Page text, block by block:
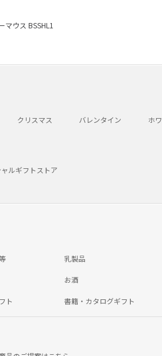
マウス BSSHL1
クリスマス バレンタイン ホ
ルギフトストア
乳製品
お酒
ト 書籍・カタログギフト